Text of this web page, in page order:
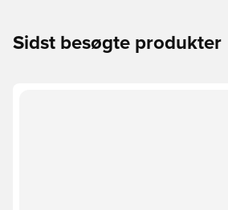
Sidst besøgte produkter